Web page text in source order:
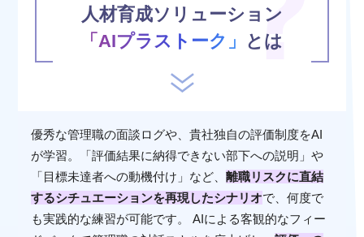
人材育成ソリューション
「AIプラストーク」
とは
優秀な管理職の面談ログや、貴社独自の評価制度をAI
が学習。「評価結果に納得できない部下への説明」や
「目標未達者への動機付け」など、離職リスクに直結
するシチュエーションを再現したシナリオで、何度で
も実践的な練習が可能です。 AIによる客観的なフィー